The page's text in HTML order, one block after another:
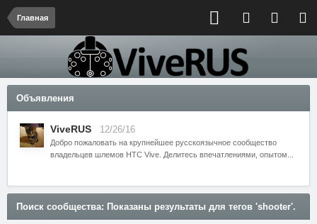
Главная
Объявления
ViveRUS 12/26/16
Добро пожаловать на крупнейшее русскоязычное сообщество
владельцев шлемов HTC Vive. Делитесь впечатлениями, опытом...
Поиск сообщества: Показаны результаты для тегов 'shooter'.